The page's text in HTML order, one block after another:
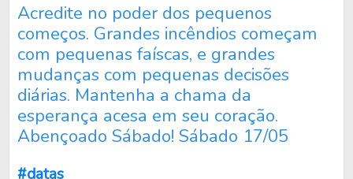
Acredite no poder dos pequenos
começos. Grandes incêndios começam
com pequenas faíscas, e grandes
mudanças com pequenas decisões
diárias. Mantenha a chama da
esperança acesa em seu coração.
Abençoado Sábado! Sábado 17/05
#datas